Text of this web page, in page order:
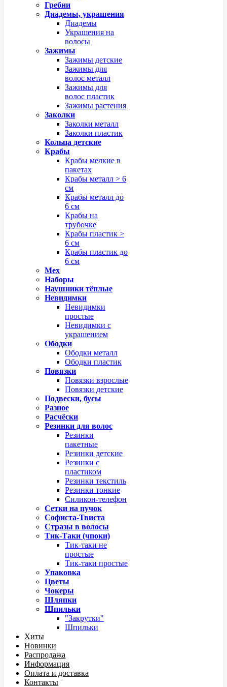
Гребни
Диадемы, украшения
Диадемы
Украшения на
волосы
Зажимы
Зажимы детские
Зажимы для
волос металл
Зажимы для
волос пластик
Зажимы растения
Заколки
Заколки металл
Заколки пластик
Кольца детские
Крабы
Крабы мелкие в
пакетах
Крабы металл > 6
см
Крабы металл до
6 см
Крабы на
трубочке
Крабы пластик >
6 см
Крабы пластик до
6 см
Мех
Наборы
Наушники тёплые
Невидимки
Невидимки
простые
Невидимки с
украшением
Ободки
Ободки металл
Ободки пластик
Повязки
Повязки взрослые
Повязки детские
Подвески, бусы
Разное
Расчёски
Резинки для волос
Резинки
пакетные
Резинки детские
Резинки с
пластиком
Резинки текстиль
Резинки тонкие
Силикон-телефон
Сетки на пучок
Софиста-Твиста
Стразы в волосы
Тик-Таки (чпоки)
Тик-таки не
простые
Тик-таки простые
Упаковка
Цветы
Чокеры
Шляпки
Шпильки
"Закрутки"
Шпильки
Хиты
Новинки
Распродажа
Информация
Оплата и доставка
Контакты